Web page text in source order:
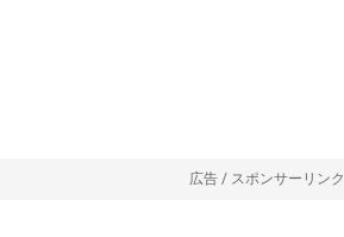
広告 / スポンサーリンク